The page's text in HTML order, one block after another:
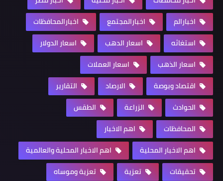
اخبارالم
اخبارالمجتمع
اخبارالمحافظات
استغاثه
اسعار الدهب
اسعار الدولار
اسعار الذهب
اسعار العملات
اقتصاد وبوصة
الارصاد
التقارير
الحوادث
الزراعة
الطقس
المحافظات
اهم الاخبار
اهم الاخبار المحلية
اهم الاخبار المحلية والعالمية
تحقيقات
تعزية
تعزية وموساه